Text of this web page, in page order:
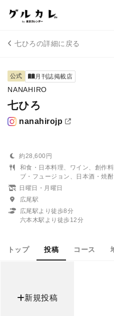
七ひろの詳細に戻る
公式 月刊誌掲載店
NANAHIRO
七ひろ
nanahirojp
約28,600円
和食・日本料理、ワイン、創作
ブ・フュージョン、日本酒・焼酎
日曜日・月曜日
広尾駅
広尾駅より徒歩8分
六本木駅より徒歩12分
トップ 投稿 コース
新規投稿